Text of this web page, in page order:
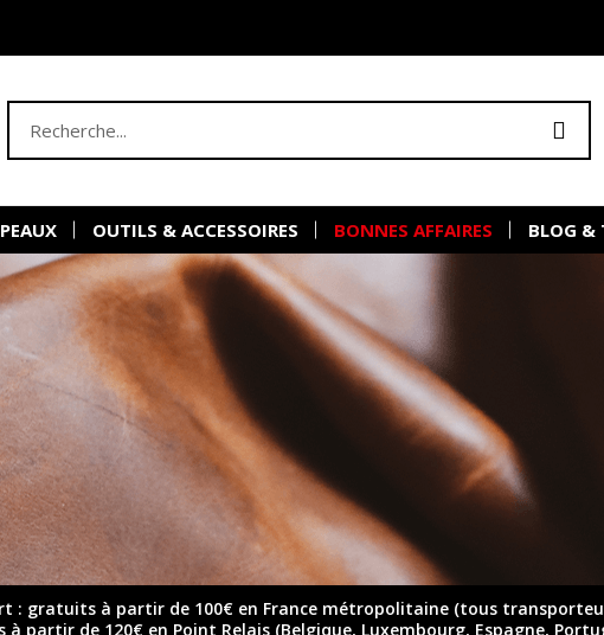
OUTILS & ACCESSOIRES BONNES AFFAIRES BLOG &
: gratuits à partir de 100€ en France métropolitaine (tous
partir de 120€ en Point Relais (Belgique, Luxembourg, Espagne,